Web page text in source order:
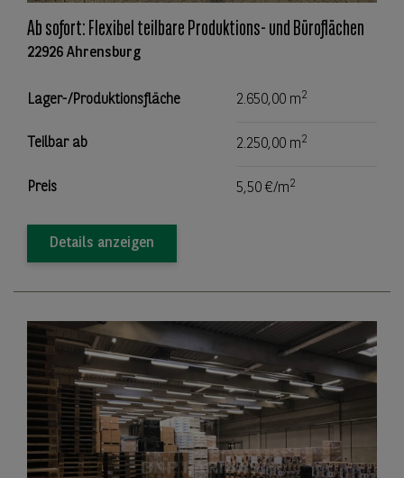
Ab sofort: Flexibel teilbare Produktions- und Büroflächen
22926 Ahrensburg
Lager-/Produktionsfläche 2.650,00 m2
Teilbar ab 2.250,00 m2
Preis 5,50 €/m2
Details anzeigen